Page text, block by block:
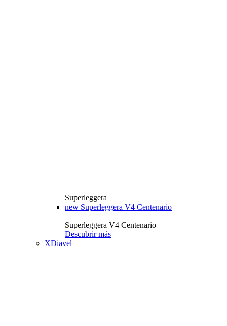
Superleggera
new Superleggera V4 Centenario
Superleggera V4 Centenario
Descubrir más
XDiavel